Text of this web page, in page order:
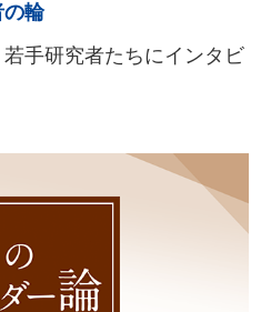
の輪
手研究者たちにインタビ